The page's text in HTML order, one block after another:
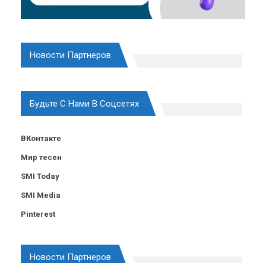
Новости Партнеров
Будьте С Нами В Соцсетях
ВКонтакте
Мир тесен
SMI Today
SMI Media
Pinterest
Новости Партнеров